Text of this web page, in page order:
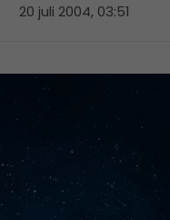
20 juli 2004, 03:51